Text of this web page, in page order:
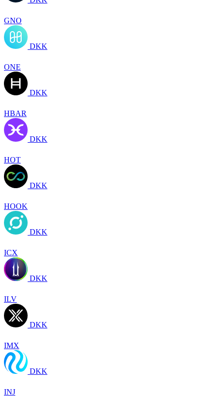
GNO
DKK
ONE
DKK
HBAR
DKK
HOT
DKK
HOOK
DKK
ICX
DKK
ILV
DKK
IMX
DKK
INJ